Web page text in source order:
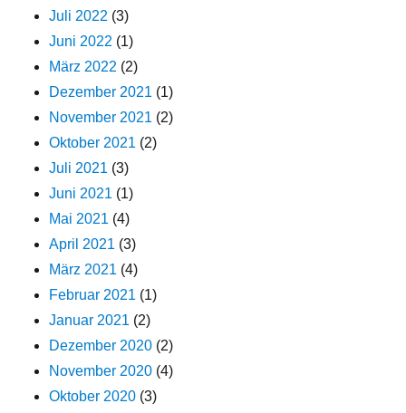
Juli 2022 (3)
Juni 2022 (1)
März 2022 (2)
Dezember 2021 (1)
November 2021 (2)
Oktober 2021 (2)
Juli 2021 (3)
Juni 2021 (1)
Mai 2021 (4)
April 2021 (3)
März 2021 (4)
Februar 2021 (1)
Januar 2021 (2)
Dezember 2020 (2)
November 2020 (4)
Oktober 2020 (3)